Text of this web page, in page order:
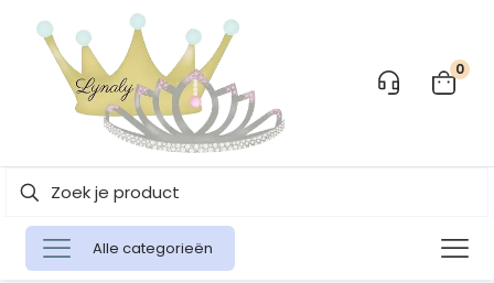
0
Alle categorieën